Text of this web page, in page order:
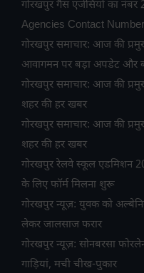
गोरखपुर गैस एजेंसियों का
Agencies Contact
गोरखपुर समाचार: आज की
आवागमन पर बड़ा अपडेट और
गोरखपुर समाचार: आज की
शहर की हर खबर
गोरखपुर समाचार: आज की
शहर की हर खबर
गोरखपुर रेलवे स्कूल एडमिशन
के लिए फॉर्म मिलना शुरू
गोरखपुर न्यूज़: युवक को
लेकर जालसाज फरार
गोरखपुर न्यूज़: सोनबरसा
गाड़ियां, मची चीख-पुकार